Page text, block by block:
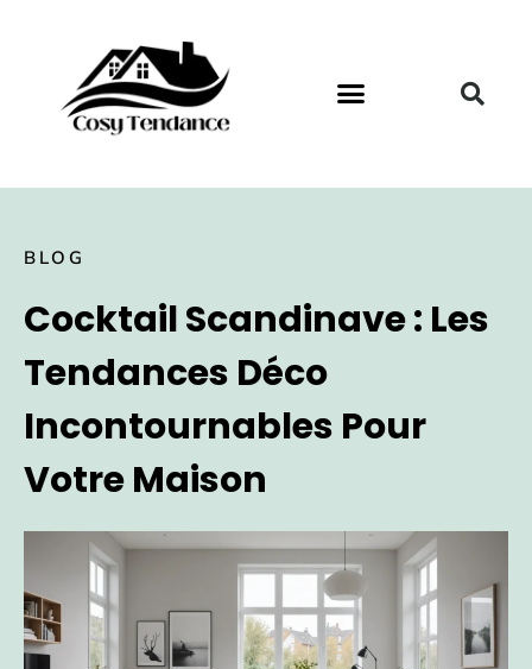
BLOG
Cocktail Scandinave : Les
Tendances Déco
Incontournables Pour
Votre Maison